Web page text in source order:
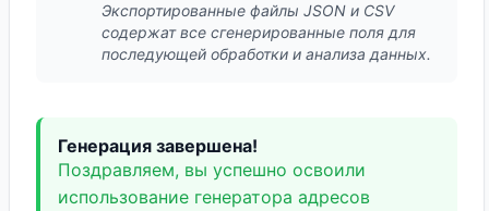
Экспортированные файлы JSON и CSV
содержат все сгенерированные поля для
последующей обработки и анализа данных.
Генерация завершена!
Поздравляем, вы успешно освоили
использование генератора адресов